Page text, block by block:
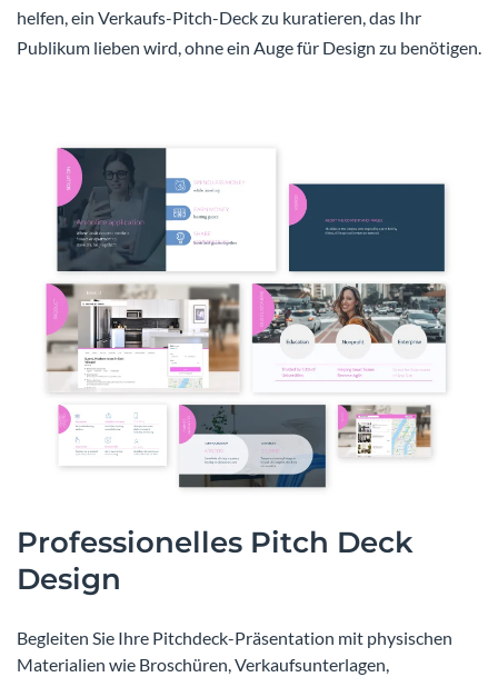
helfen, ein Verkaufs-Pitch-Deck zu kuratieren, das Ihr
Publikum lieben wird, ohne ein Auge für Design zu benötigen.
Professionelles Pitch Deck
Design
Begleiten Sie Ihre Pitchdeck-Präsentation mit physischen
Materialien wie Broschüren, Verkaufsunterlagen,